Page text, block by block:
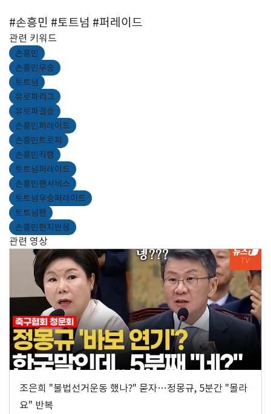
#손흥민 #토트넘 #퍼레이드
관련 키워드
손흥민
손흥민우승
토트넘
유로파리그
유로파결승
손흥민퍼레이드
손흥민트로피
손흥민직캠
토트넘퍼레이드
손흥민팬서비스
토트넘우승퍼레이드
토트넘팬
손흥민현지반응
관련 영상
조은희 "불법선거운동 했나?" 묻자…정몽규, 5분간 "몰라
요" 반복